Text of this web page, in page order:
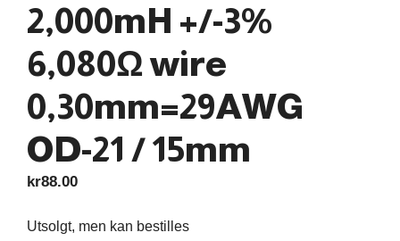
2,000mH +/-3%
6,080Ω wire
0,30mm=29AWG
OD-21 / 15mm
kr88.00
Utsolgt, men kan bestilles